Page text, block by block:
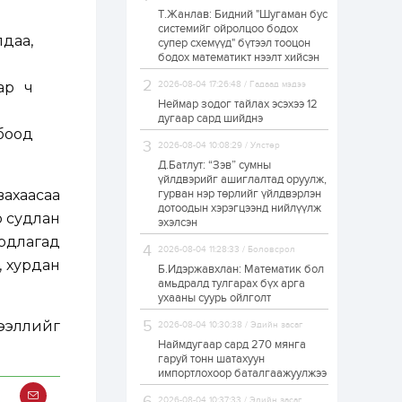
ч
судлан
хурдан
ЗГ: Автобензин,
дизель түлшний
онцгой албан
татварыг тэглэлээ
1 өдөр 2
З.Мэндсайхан:
Хүнсний нөөцийг
бэлтгэх агуулах,
зоорь бэлтгэх ААН-
үүдэд хөнгөлөлттэй
зээл олгоно
1 өдөр 1 0
Европ дахь
соёлын наадам
боллоо
1 өдөр 2
Өнгөрсөн сард
металл худалдан
авчээ
1 өдөр 0 0
Т.Жанлав: Бидний "Шугаман бус
системийг ойролцоо бодох
супер схемүүд" бүтээл тооцон
бодох математикт нээлт хийсэн
2026-08-04 17:26:48 / Гадаад мэдээ
Неймар зодог тайлах эсэхээ 12
дугаар сард шийднэ
2026-08-04 10:08:29 / Улстөр
Д.Батлут: “Зэв” сумны
үйлдвэрийг ашиглалтад оруулж,
гурван нэр төрлийг үйлдвэрлэн
дотоодын хэрэгцээнд нийлүүлж
эхэлсэн
2026-08-04 11:28:33 / Боловсрол
Б.Идэржавхлан: Математик бол
амьдралд тулгарах бүх арга
ухааны суурь ойлголт
2026-08-04 10:30:38 / Эдийн засаг
Наймдугаар сард 270 мянга
гаруй тонн шатахуун
импортлохоор баталгаажуулжээ